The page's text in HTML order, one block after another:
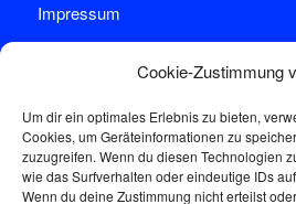
Cookie-Zustimmung
Um dir ein optimales Erlebnis zu bieten,
Cookies, um Geräteinformationen zu
zuzugreifen. Wenn du diesen Technologien
wie das Surfverhalten oder eindeutige IDs
Wenn du deine Zustimmung nicht erteilst
Impressum